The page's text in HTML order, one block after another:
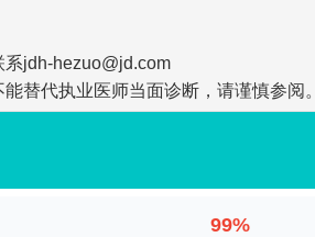
jdh-hezuo@jd.com
替代执业医师当面诊断，请谨慎参阅。
99%